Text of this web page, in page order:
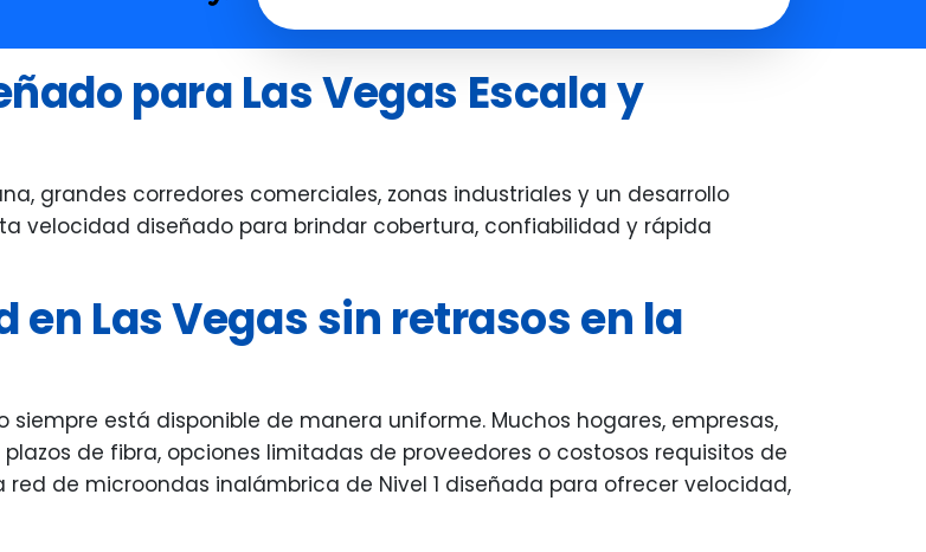
and assisted us
as well as doing
start to finish.
staff were
our salesperson!
most and was
the
is a great
you call, he'll get you all set up.
everything clearly, and made
the entire system was working
perfectly before he left. His
professionalism, patience, and
We're very grateful for the
experience--thank you, Carl!
para Las Vegas Escala y
grandes corredores comerciales, zonas industriales y un desarrollo
velocidad diseñado para brindar cobertura, confiabilidad y rápida
Las Vegas sin retrasos en la
siempre está disponible de manera uniforme. Muchos hogares, empresas,
de fibra, opciones limitadas de proveedores o costosos requisitos de
de microondas inalámbrica de Nivel 1 diseñada para ofrecer velocidad,